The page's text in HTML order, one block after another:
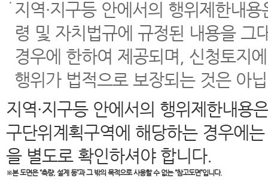
지역·지구등 안에서의 행위제한내
령 및 자치법규에 규정된 내용을 그
경우에 한하여 제공되며, 신청토지
행위가 법적으로 보장되는 것은 아
지역·지구등 안에서의 행위제한내용
구단위계획구역에 해당하는 경우에
을 별도로 확인하셔야 합니다.
※본 도면은“측량, 설계 등”과 그 밖의 목적으로 사용할 수 없는 “참고도면”입니다.